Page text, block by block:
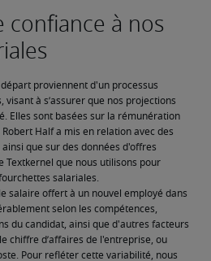
proviennent d'un processus
à s’assurer que nos projections
Elles sont basées sur la rémunération
Half a mis en relation avec des
que sur des données d'offres
Textkernel que nous utilisons pour
salariales.
salaire offert à un nouvel employé dans
selon les compétences,
du candidat, ainsi que d'autres facteurs
chiffre d’affaires de l'entreprise, ou
Pour refléter cette variabilité, nous